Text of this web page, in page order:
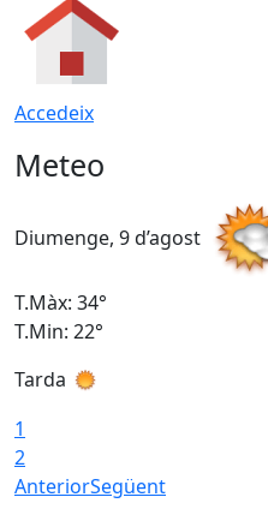
Accedeix
Meteo
Diumenge, 9 d’agost
T.Màx: 34°
T.Min: 22°
Tarda
1
2
AnteriorSegüent